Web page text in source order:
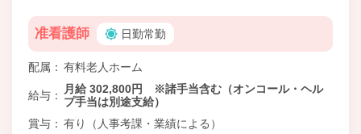
准看護師 日勤常勤
配属 有料老人ホーム
給与
月給 302,800円 ※諸手当含む（オンコール・ヘル
プ手当は別途支給）
賞与
有り（人事考課・業績による）